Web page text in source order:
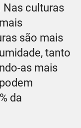
Nas culturas
são mais
tanto
as mais
da